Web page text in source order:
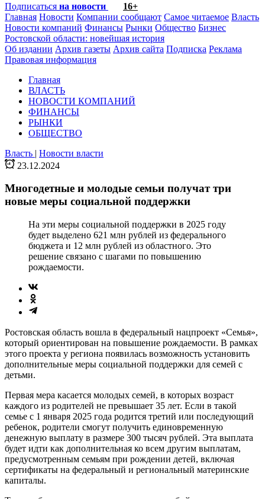
Подписаться на новости
16+
Главная Новости Компании сообщают Самое читаемое Власть
Новости компаний Финансы Рынки Общество Бизнес
Ростовской области: новейшая история
Об издании Архив газеты Архив сайта Подписка Реклама
Правовая информация
Главная
ВЛАСТЬ
НОВОСТИ КОМПАНИЙ
ФИНАНСЫ
РЫНКИ
ОБЩЕСТВО
Власть | Новости власти
23.12.2024
Многодетные и молодые семьи получат три
новые меры социальной поддержки
На эти меры социальной поддержки в 2025 году
будет выделено 621 млн рублей из федерального
бюджета и 12 млн рублей из областного. Это
решение связано с шагами по повышению
рождаемости.
Ростовская область вошла в федеральный нацпроект «Семья»,
который ориентирован на повышение рождаемости. В рамках
этого проекта у региона появилась возможность установить
дополнительные меры социальной поддержки для семей с
детьми.
Первая мера касается молодых семей, в которых возраст
каждого из родителей не превышает 35 лет. Если в такой
семье с 1 января 2025 года родится третий или последующий
ребенок, родители смогут получить единовременную
денежную выплату в размере 300 тысяч рублей. Эта выплата
будет идти как дополнительная ко всем другим выплатам,
предусмотренным семьям при рождении детей, включая
сертификаты на федеральный и региональный материнские
капиталы.